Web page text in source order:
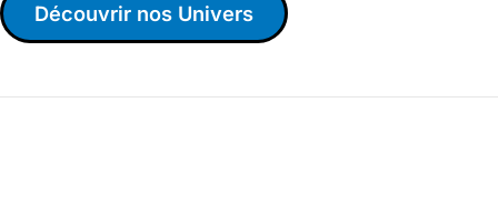
Découvrir nos Univers